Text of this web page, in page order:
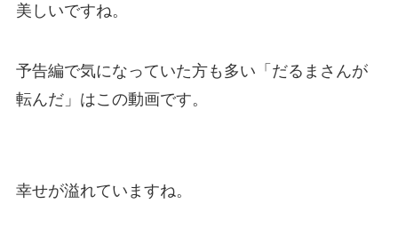
美しいですね。
予告編で気になっていた方も多い「だるまさんが
転んだ」はこの動画です。
幸せが溢れていますね。